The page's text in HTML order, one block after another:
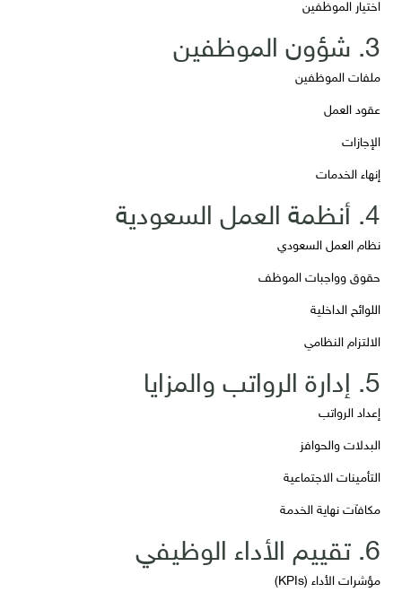
3. شؤون الموظفين
ملفات الموظفين
عقود العمل
الإجازات
إنهاء الخدمات
4. أنظمة العمل السعودية
نظام العمل السعودي
حقوق وواجبات الموظف
اللوائح الداخلية
الالتزام النظامي
5. إدارة الرواتب والمزايا
إعداد الرواتب
البدلات والحوافز
التأمينات الاجتماعية
مكافآت نهاية الخدمة
6. تقييم الأداء الوظيفي
مؤشرات الأداء (KPIs)